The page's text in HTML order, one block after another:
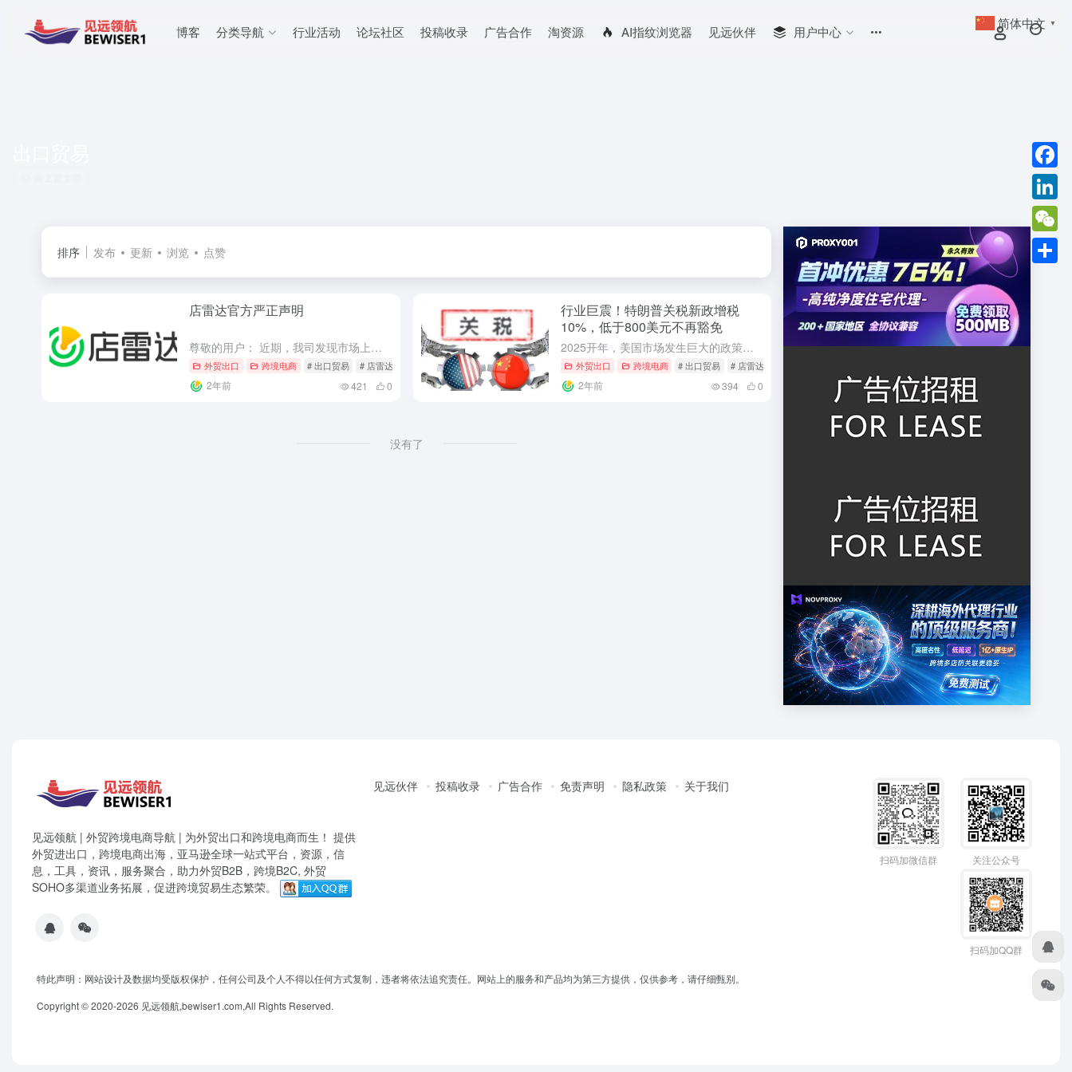
博客 分类导航 行业活动 论坛社区 投稿收录 广告合作 淘资源 AI指纹浏览器 见远伙伴 用户中心
排序 发布 更新 浏览 点赞
店雷达官方严正声明
尊敬的用户： 近期，我司发现市场上存在部分电商同行未经授权擅自使用“店雷达”名称，此类行为严重侵犯了我司的权益，误导了真正想要使用店雷达的用户，扰乱了正常的市场秩序。 店雷达是汕头市有维网络科技有限公...
外贸出口 跨境电商 # 出口贸易 # 店雷达 # 数据分析工具
2年前 421 0
行业巨震！特朗普关税新政增税
10%，低于800美元不再豁免
2025开年，美国市场发生巨大的政策变化。美国总统特朗普2月1日签署行政令，对进口自中国的商品加征10%的关税，同时取消800美元的免税政策，2月4日正式生效。不过，据央视新闻报道，2月4日商务部、财...
外贸出口 跨境电商 # 出口贸易 # 店雷达
2年前 394 0
没有了
见远领航 | 外贸跨境电商导航 | 为外贸出口和跨境电商而生！ 提供
外贸进出口，跨境电商出海，亚马逊全球一站式平台，资源，信
息，工具，资讯，服务聚合，助力外贸B2B，跨境B2C, 外贸
SOHO多渠道业务拓展，促进跨境贸易生态繁荣。
见远伙伴 投稿收录 广告合作 免责声明 隐私政策 关于我们
扫码加微信群 关注公众号
扫码加QQ群
特此声明：网站设计及数据均受版权保护，任何公司及个人不得以任何方式复制，违者将依法追究责任。网站上的服务和产品均为第三方提供，仅供参考，请仔细甄别。
Copyright © 2020-2026 见远领航,bewiser1.com,All Rights Reserved.
简体中文 ▼